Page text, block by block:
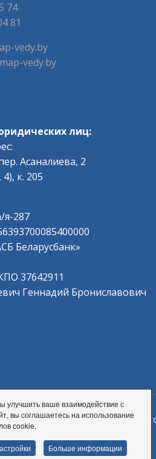
улучшить ваше взаимодействие с
вы соглашаетесь на использование
cookie.
Больше информации
74
81
vedy.by
vedy.by
лиц:
Асаналиева, 2
к. 205
я-287
Беларусбанк»
37642911
Геннадий Брониславович
образования «Центр